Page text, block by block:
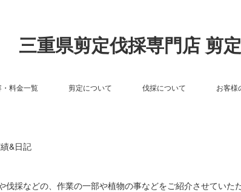
三重県剪定伐採専門店 剪
料金一覧 剪定について 伐採について お客様
&日記
伐採などの、作業の一部や植物の事などをご紹介させていた